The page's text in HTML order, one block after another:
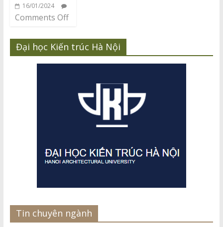
16/01/2024
Comments Off
Đại học Kiến trúc Hà Nội
Tin chuyên ngành